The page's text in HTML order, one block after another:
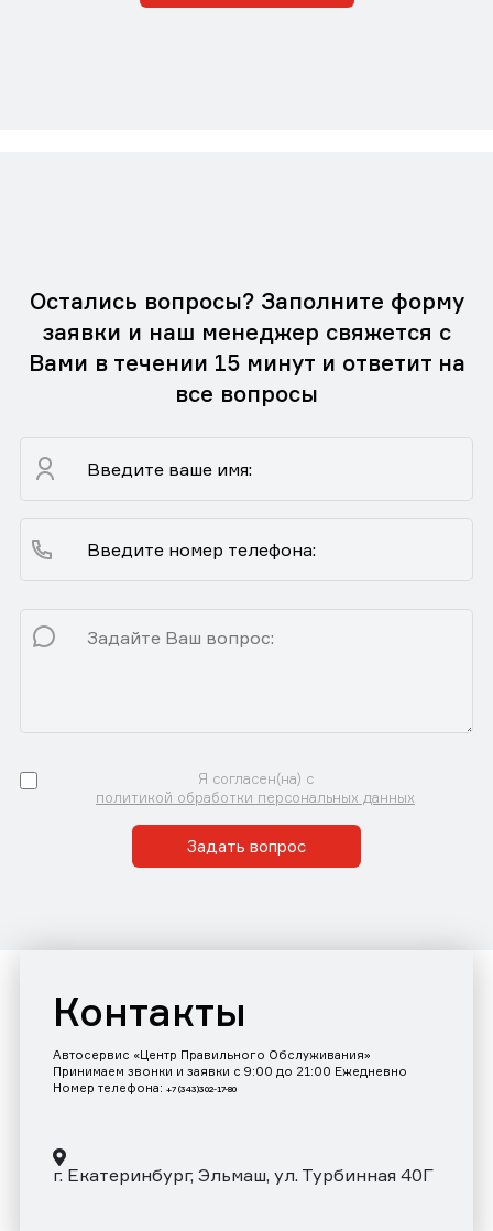
Остались вопросы? Заполните форму
заявки и наш менеджер свяжется с
Вами в течении 15 минут и ответит на
все вопросы
Я согласен(на) с
политикой обработки персональных данных
Задать вопрос
Контакты
Автосервис «Центр Правильного Обслуживания»
Принимаем звонки и заявки с 9:00 до 21:00 Ежедневно
Номер телефона: +7 (343)302-17-80
г. Екатеринбург, Эльмаш, ул. Турбинная 40Г